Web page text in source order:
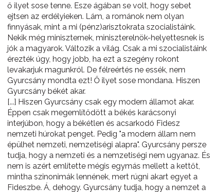
ő ilyet sose tenne. Esze ágában se volt, hogy sebet
ejtsen az erdélyieken. Lám, a románok nem olyan
finnyásak, mint a mi (pénz)arisztokrata szocialistáink.
Nekik még miniszternek, miniszterelnök-helyettesnek is
jók a magyarok. Változik a világ. Csak a mi szocialistáink
érezték úgy, hogy jobb, ha ezt a szegény rokont
levakarjuk magunkról. De félreértés ne essék, nem
Gyurcsány mondta ezt! Ő ilyet sose mondana. Hiszen
Gyurcsány békét akar.
[...] Hiszen Gyurcsány csak egy modern államot akar.
Éppen csak megemlítődött a békés karácsonyi
interjúbon, hogy a békétlen és acsarkodó Fidesz
nemzeti húrokat penget. Pedig "a modern állam nem
épülhet nemzeti, nemzetiségi alapra". Gyurcsány persze
tudja, hogy a nemzeti és a nemzetiségi nem ugyanaz. És
nem is azért említette mégis egymás mellett a kettőt,
mintha szinonimák lennének, mert rúgni akart egyet a
Fideszbe. Á, dehogy. Gyurcsány tudja, hogy a nemzet a